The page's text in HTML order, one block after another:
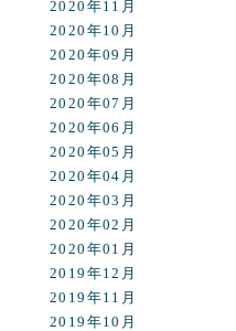
2020年11月
2020年10月
2020年09月
2020年08月
2020年07月
2020年06月
2020年05月
2020年04月
2020年03月
2020年02月
2020年01月
2019年12月
2019年11月
2019年10月